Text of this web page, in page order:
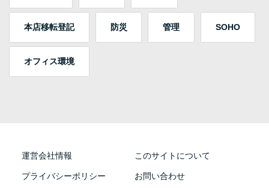
本店移転登記 防災 管理 SOHO
オフィス環境
運営会社情報 このサイトについて
プライバシーポリシー お問い合わせ